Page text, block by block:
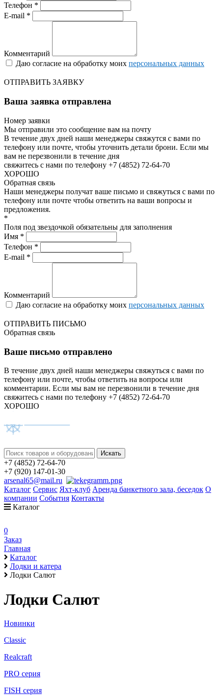
Телефон *
E-mail *
Комментарий
Даю согласие на обработку моих персональных данных
ОТПРАВИТЬ ЗАЯВКУ
Ваша заявка отправлена
Номер заявки
Мы отправили это сообщение вам на почту
В течение двух дней наши менеджеры свяжутся с вами по
телефону или почте, чтобы уточнить детали брони. Если мы
вам не перезвонили в течение дня
свяжитесь с нами по телефону +7 (4852) 72-64-70
ХОРОШО
Обратная связь
Наши менеджеры получат ваше письмо и свяжуться с вами по
телефону или почте чтобы ответить на ваши вопросы и
предложения.
*
Поля под звездочкой обязательны для заполнения
Имя *
Телефон *
E-mail *
Комментарий
Даю согласие на обработку моих персональных данных
ОТПРАВИТЬ ПИСЬМО
Обратная связь
Ваше письмо отправлено
В течение двух дней наши менеджеры свяжуться с вами по
телефону или почте, чтобы ответить на вопросы или
комментарии. Если мы вам не перезвонили в течение дня
свяжитесь с нами по телефону +7 (4852) 72-64-70
ХОРОШО
+7 (4852) 72-64-70
+7 (920) 147-01-30
arsenal65@mail.ru
Каталог Сервис Яхт-клуб Аренда банкетного зала, беседок О
компании События Контакты
Каталог
0
Заказ
Главная
Каталог
Лодки и катера
Лодки Салют
Лодки Салют
Новинки
Classic
Realcraft
PRO серия
FISH серия